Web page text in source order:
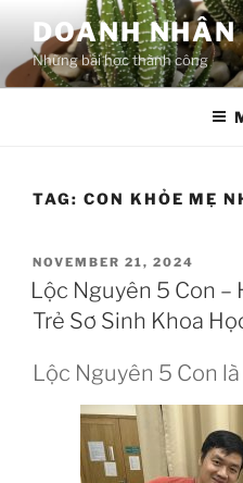
content
DOANH
Những bài học thành công
TAG: CON KHỎE MẸ
POSTED
ON
NOVEMBER 21, 2024
Lộc Nguyên 5 Con –
Trẻ Sơ Sinh Khoa
Lộc Nguyên 5 Con là